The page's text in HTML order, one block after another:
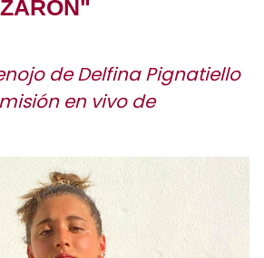
de Delfina Pignatiello
en vivo de